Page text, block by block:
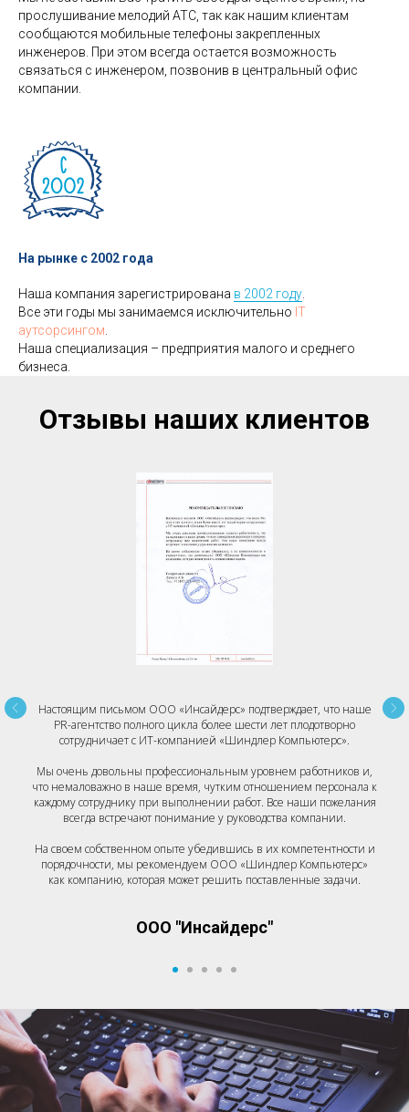
прослушивание мелодий АТС, так как нашим клиентам
сообщаются мобильные телефоны закрепленных
инженеров. При этом всегда остается возможность
связаться с инженером, позвонив в центральный офис
компании.
На рынке с 2002 года
Наша компания зарегистрирована в 2002 году.
Все эти годы мы занимаемся исключительно IT
аутсорсингом.
Наша специализация – предприятия малого и среднего
бизнеса.
Отзывы наших клиентов
Настоящим письмом ООО «Инсайдерс» подтверждает, что наше
PR-агентство полного цикла более шести лет плодотворно
сотрудничает с ИТ-компанией «Шиндлер Компьютерс».
Мы очень довольны профессиональным уровнем работников и,
что немаловажно в наше время, чутким отношением персонала к
каждому сотруднику при выполнении работ. Все наши пожелания
всегда встречают понимание у руководства компании.
На своем собственном опыте убедившись в их компетентности и
порядочности, мы рекомендуем ООО «Шиндлер Компьютерс»
как компанию, которая может решить поставленные задачи.
ООО "Инсайдерс"